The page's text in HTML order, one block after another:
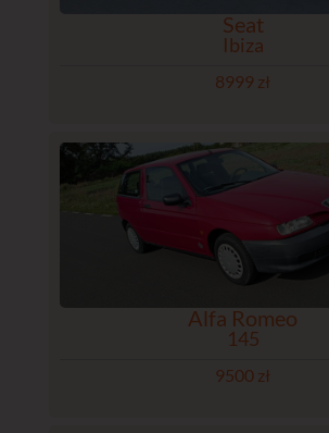
Seat
Ibiza
8999 zł
Alfa Romeo
145
9500 zł